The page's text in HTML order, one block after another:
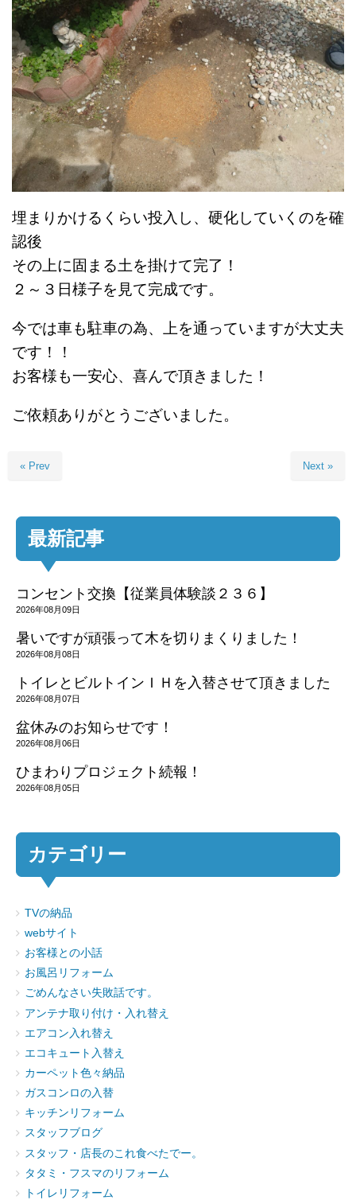
埋まりかけるくらい投入し、硬化していくのを確
認後
その上に固まる土を掛けて完了！
２～３日様子を見て完成です。
今では車も駐車の為、上を通っていますが大丈夫
です！！
お客様も一安心、喜んで頂きました！
ご依頼ありがとうございました。
« Prev Next »
最新記事
コンセント交換【従業員体験談２３６】
2026年08月09日
暑いですが頑張って木を切りまくりました！
2026年08月08日
トイレとビルトインＩＨを入替させて頂きました
2026年08月07日
盆休みのお知らせです！
2026年08月06日
ひまわりプロジェクト続報！
2026年08月05日
カテゴリー
TVの納品
webサイト
お客様との小話
お風呂リフォーム
ごめんなさい失敗話です。
アンテナ取り付け・入れ替え
エアコン入れ替え
エコキュート入替え
カーペット色々納品
ガスコンロの入替
キッチンリフォーム
スタッフブログ
スタッフ・店長のこれ食べたでー。
タタミ・フスマのリフォーム
トイレリフォーム